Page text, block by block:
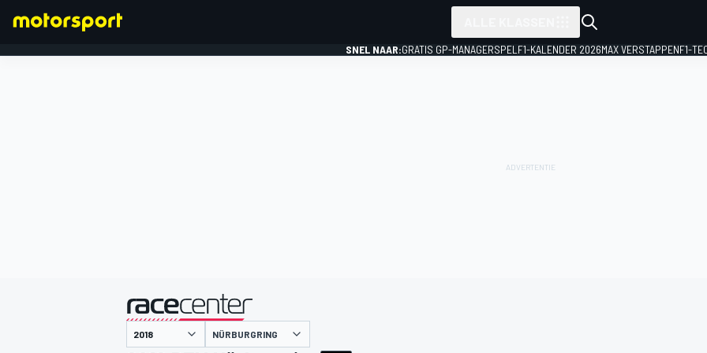
SNEL NAAR:GRATIS GP-MANAGERSPEL F1-KALENDER 2026MAX VERSTAPPENF1-
gepresenteerd door
NÜRBURGRING